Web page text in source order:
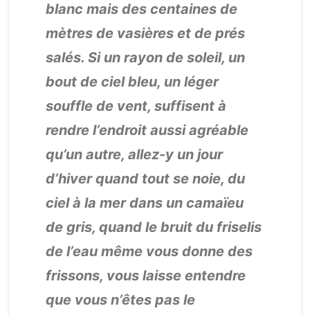
blanc mais des centaines de
mètres de vasières et de prés
salés. Si un rayon de soleil, un
bout de ciel bleu, un léger
souffle de vent, suffisent à
rendre l’endroit aussi agréable
qu’un autre, allez-y un jour
d’hiver quand tout se noie, du
ciel à la mer dans un camaïeu
de gris, quand le bruit du friselis
de l’eau même vous donne des
frissons, vous laisse entendre
que vous n’êtes pas le